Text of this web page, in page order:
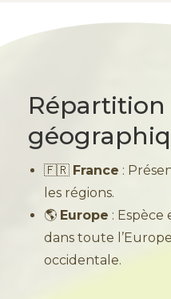
Répartition
🇫🇷 France :
les régions.
🌎 Europe : Espèce
dans toute
occidentale.